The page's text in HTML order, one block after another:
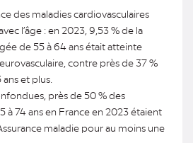
des maladies cardiovasculaires
l’âge : en 2023, 9,53 % de la
de 55 à 64 ans était atteinte
contre près de 37 %
et plus.
près de 50 % des
à 74 ans en France en 2023 étaient
maladie pour au moins une